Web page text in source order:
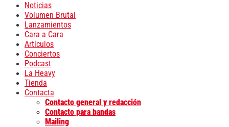
Noticias
Volumen Brutal
Lanzamientos
Cara a Cara
Artículos
Conciertos
Podcast
La Heavy
Tienda
Contacta
Contacto general y redacción
Contacto para bandas
Mailing